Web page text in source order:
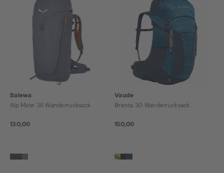
Salewa
Alp Mate 36 Wanderrucksack
130,00
Vaude
Brenta 30 Wanderrucksack
150,00